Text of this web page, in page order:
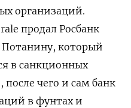
организаций.
продал Росбанк
который
в санкционных
чего и сам банк
в фунтах и